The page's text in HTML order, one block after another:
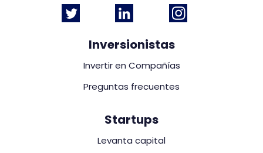
Inversionistas
Invertir en Compañías
Preguntas frecuentes
Startups
Levanta capital